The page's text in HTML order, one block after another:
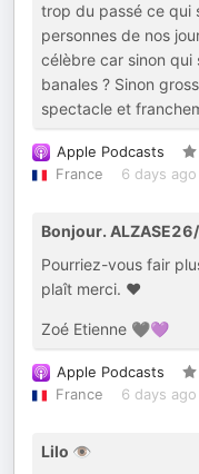
trop du passé ce qui
personnes de nos
célèbre car sinon qui
banales ? Sinon
spectacle et
Apple Podcasts
France
6 days ago
Bonjour.
Pourriez-vous fair
plaît merci. ❤️
Zoé Etienne 🖤💜
Apple Podcasts
France
6 days ago
Lilo 👁️